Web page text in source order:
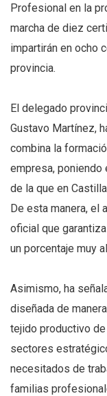
Profesional en la
marcha de diez
impartirán en ocho
provincia.
El delegado
Gustavo Martínez,
combina la
empresa, poniendo
de la que en
De esta manera, el
oficial que
un porcentaje muy
Asimismo, ha
diseñada de
tejido productivo
sectores
necesitados de
familias